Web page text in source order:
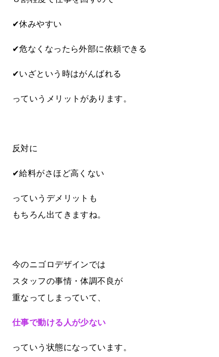
✔休みやすい
✔危なくなったら外部に依頼できる
✔いざという時はがんばれる
っていうメリットがあります。
反対に
✔給料がさほど高くない
っていうデメリットも
もちろん出てきますね。
今のニゴロデザインでは
スタッフの事情・体調不良が
重なってしまっていて、
仕事で動ける人が少ない
っていう状態になっています。